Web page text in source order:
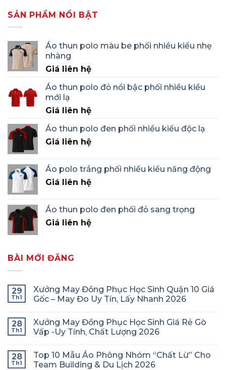
SẢN PHẨM NỔI BẬT
Áo thun polo màu be phối nhiều kiểu nhẹ
nhàng
Giá liên hệ
Áo thun polo đỏ nổi bậc phối nhiều kiểu
mới lạ
Giá liên hệ
Áo thun polo đen phối nhiều kiểu độc lạ
Giá liên hệ
Áo polo trắng phối nhiều kiểu năng động
Giá liên hệ
Áo thun polo đen phối đỏ sang trọng
Giá liên hệ
BÀI MỚI ĐĂNG
29
Th1
Xưởng May Đồng Phục Học Sinh Quận 10 Giá
Gốc – May Đo Uy Tín, Lấy Nhanh 2026
28
Th1
Xưởng May Đồng Phục Học Sinh Giá Rẻ Gò
Vấp -Uy Tính, Chất Lượng 2026
28
Th1
Top 10 Mẫu Áo Phông Nhóm “Chất Lừ” Cho
Team Building & Du Lịch 2026